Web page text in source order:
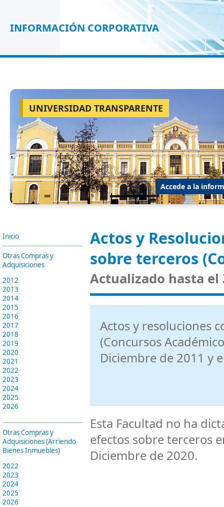
INFORMACIÓN CORPORATIVA
UNIVERSIDAD TRANSPARENTE
Accede a la
Inicio
Otras Compras y
Adquisiciones
2012
2013
2014
2015
2016
2017
2018
2019
2020
2021
2022
2023
2024
2025
2026
Otras Compras y
Adquisiciones (Arriendo
Bienes Inmuebles)
2022
2023
2024
2025
2026
Actos y
sobre terceros
Actualizado hasta el
Actos y resoluciones
(Concursos
Diciembre de 2011 y
Esta Facultad no ha
efectos sobre terceros
Diciembre de 2020.